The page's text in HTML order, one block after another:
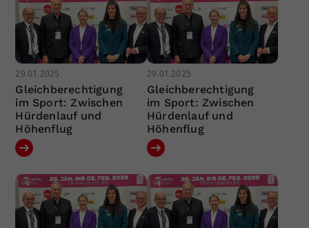
29.01.2025
Gleichberechtigung
im Sport: Zwischen
Hürdenlauf und
Höhenflug
29.01.2025
Gleichberechtigung
im Sport: Zwischen
Hürdenlauf und
Höhenflug